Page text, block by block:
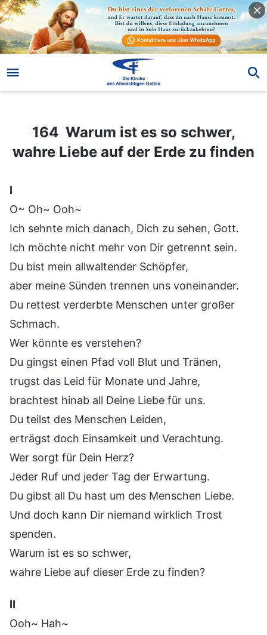
164 Warum ist es so schwer,
wahre Liebe auf der Erde zu finden
Ⅰ
O~ Oh~ Ooh~
Ich sehnte mich danach, Dich zu sehen, Gott.
Ich möchte nicht mehr von Dir getrennt sein.
Du bist mein allwaltender Schöpfer,
aber meine Sünden trennen uns voneinander.
Du rettest verderbte Menschen unter großer
Schmach.
Wer könnte es verstehen?
Du gingst einen Pfad voll Blut und Tränen,
trugst das Leid für Monate und Jahre,
brachtest hinab all Deine Liebe für uns.
Du teilst des Menschen Leiden,
erträgst doch Einsamkeit und Verachtung.
Wer sorgt für Dein Herz?
Jeder Ruf und jeder Tag der Erwartung.
Du gibst all Du hast um des Menschen Liebe.
Und doch kann Dir niemand wirklich Trost
spenden.
Warum ist es so schwer,
wahre Liebe auf dieser Erde zu finden?
Ⅱ
Ooh~ Hah~